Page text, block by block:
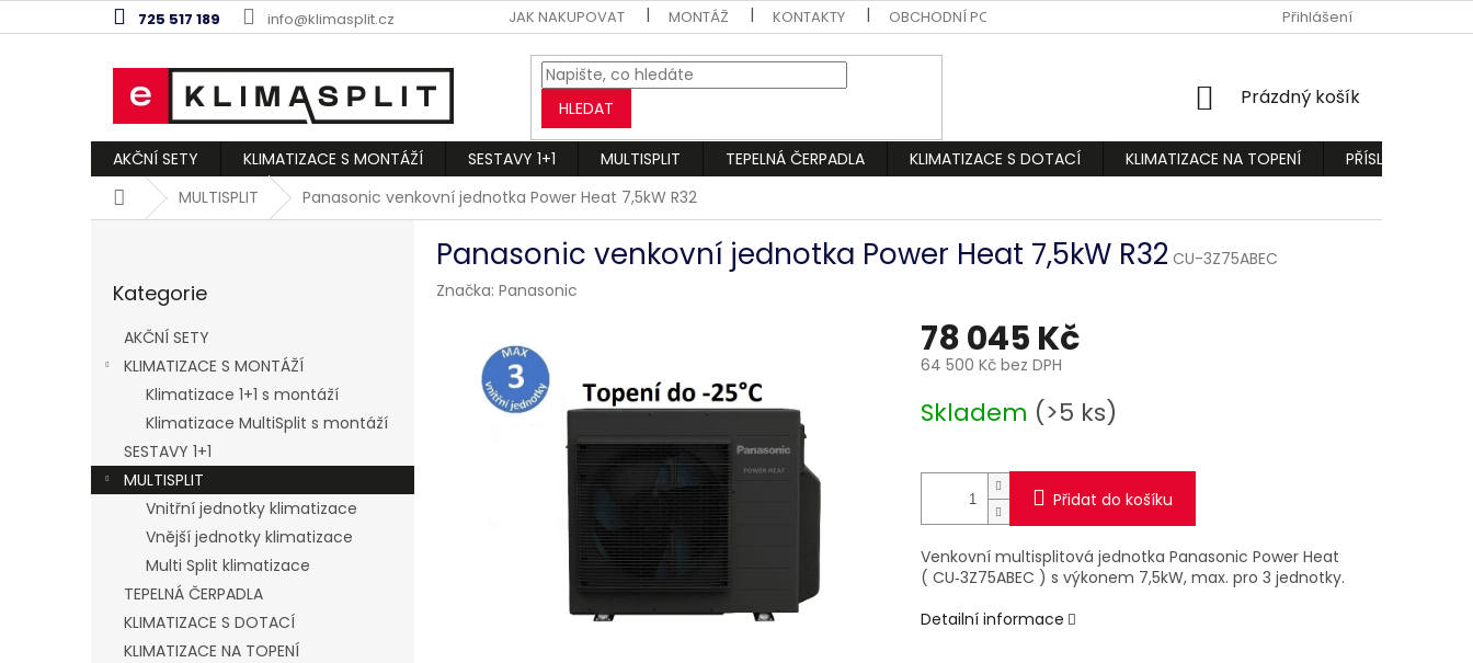
na
725 517 189 info@klimasplit.cz JAK NAKUPOVAT MONTÁŽ KONTAKTY OBCHODNÍ PODMÍNKY PODMÍNKY OCHRANY OSOBNÍCH ÚDAJŮ
Přihlášení
HLEDAT
NÁKUPNÍ
Prázdný košík
AKČNÍ SETY KLIMATIZACE S MONTÁŽÍ SESTAVY 1+1 MULTISPLIT TEPELNÁ ČERPADLA KLIMATIZACE S DOTACÍ KLIMATIZACE NA TOPENÍ
PŘÍSLUŠENSTVÍ
DomůMULTISPLIT Panasonic venkovní jednotka Power Heat 7,5kW R32
a
n
kategorie
Kategorie
AKČNÍ SETY
KLIMATIZACE S MONTÁŽÍ
Klimatizace 1+1 s montáží
Klimatizace MultiSplit s montáží
SESTAVY 1+1
MULTISPLIT
Vnitřní jednotky klimatizace
Vnější jednotky klimatizace
Multi Split klimatizace
TEPELNÁ ČERPADLA
KLIMATIZACE S DOTACÍ
KLIMATIZACE NA TOPENÍ
Panasonic venkovní jednotka Power Heat 7,5kW R32 CU-3Z75ABEC
Značka: Panasonic
78 045 Kč
64 500 Kč bez DPH
cena:
Skladem (>5 ks)
Přidat do košíku
Venkovní multisplitová jednotka Panasonic Power Heat
( CU‑3Z75ABEC ) s výkonem 7,5kW, max. pro 3 jednotky.
Detailní informace